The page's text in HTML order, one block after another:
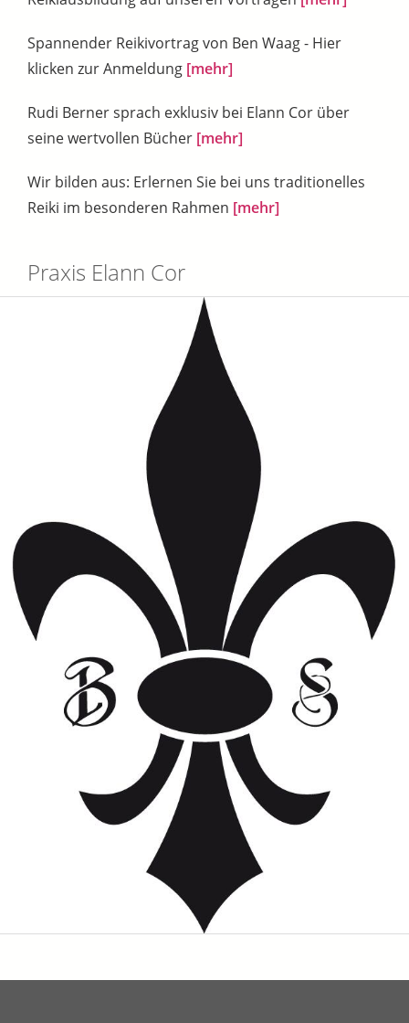
Spannender Reikivortrag von Ben Waag - Hier
klicken zur Anmeldung [mehr]
Rudi Berner sprach exklusiv bei Elann Cor über
seine wertvollen Bücher [mehr]
Wir bilden aus: Erlernen Sie bei uns traditionelles
Reiki im besonderen Rahmen [mehr]
Praxis Elann Cor